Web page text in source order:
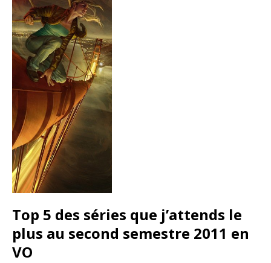
Top 5 des séries que j’attends le
plus au second semestre 2011 en
VO